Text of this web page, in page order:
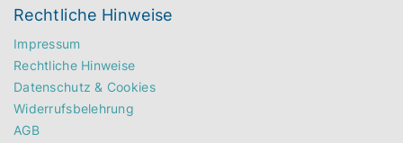
Rechtliche Hinweise
Impressum
Rechtliche Hinweise
Datenschutz & Cookies
Widerrufsbelehrung
AGB